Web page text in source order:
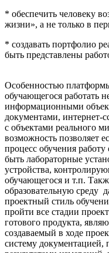
* обеспечить человеку
жизни», а не только в
* создавать портфолио
быть представлены
Особенностью
обучающегося работать
информационными
документами, интернет-
с объектами реального
возможность позволяет
процесс обучения
быть лабораторные
устройства,
обучающегося и т.п.
образовательную среду
проектный стиль
пройти все стадии
готового продукта,
создаваемый в ходе
систему документацией,